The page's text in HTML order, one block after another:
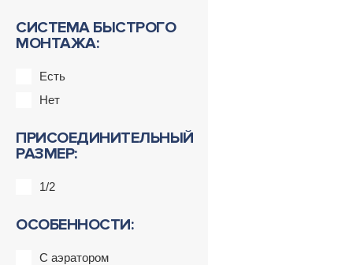
СИСТЕМА БЫСТРОГО
МОНТАЖА:
Есть
Нет
ПРИСОЕДИНИТЕЛЬНЫЙ
РАЗМЕР:
1/2
ОСОБЕННОСТИ:
С аэратором